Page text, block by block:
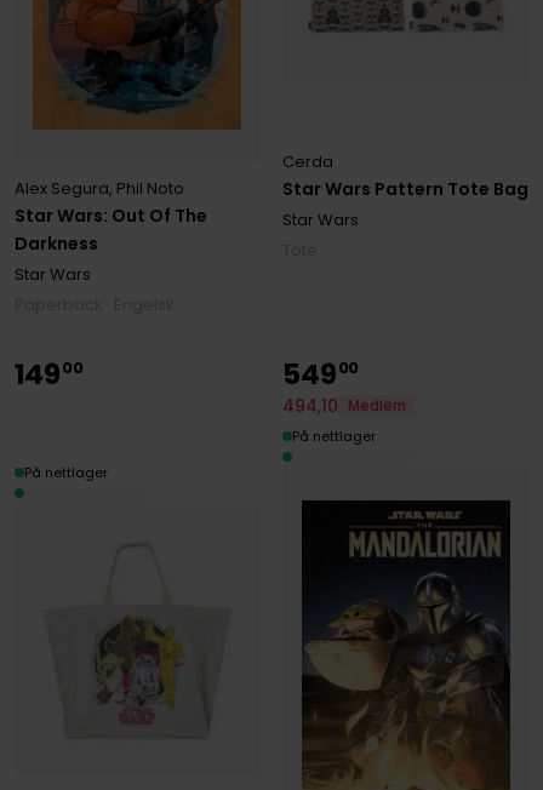
Star Wars: Out Of The
Darkness
Alex Segura, Phil Noto
Star Wars
Star Wars Pattern Tote Bag
Cerda
Star Wars
14900
På nettlager
54900
494,10
Medlem
På nettlager